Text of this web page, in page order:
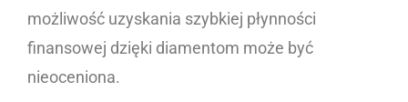
możliwość uzyskania szybkiej płynności
finansowej dzięki diamentom może być
nieoceniona.